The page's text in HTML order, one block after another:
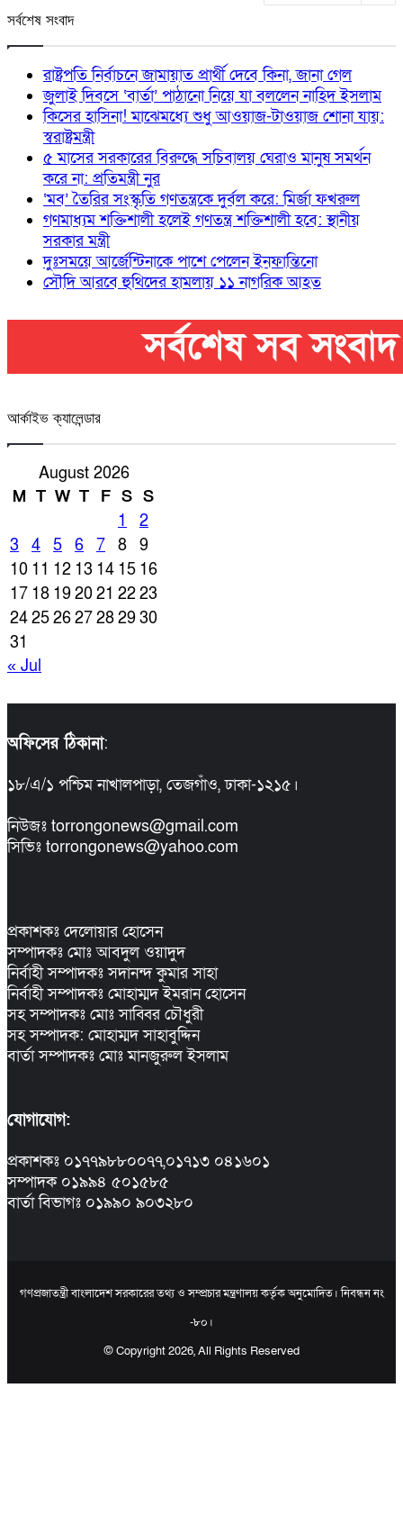
সর্বশেষ সংবাদ
রাষ্ট্রপতি নির্বাচনে জামায়াত প্রার্থী দেবে কিনা, জানা গেল
জুলাই দিবসে ‘বার্তা’ পাঠানো নিয়ে যা বললেন নাহিদ ইসলাম
কিসের হাসিনা! মাঝেমধ্যে শুধু আওয়াজ-টাওয়াজ শোনা যায়:
স্বরাষ্ট্রমন্ত্রী
৫ মাসের সরকারের বিরুদ্ধে সচিবালয় ঘেরাও মানুষ সমর্থন
করে না: প্রতিমন্ত্রী নুর
‘মব’ তৈরির সংস্কৃতি গণতন্ত্রকে দুর্বল করে: মির্জা ফখরুল
গণমাধ্যম শক্তিশালী হলেই গণতন্ত্র শক্তিশালী হবে: স্থানীয়
সরকার মন্ত্রী
দুঃসময়ে আর্জেন্টিনাকে পাশে পেলেন ইনফান্তিনো
সৌদি আরবে হুথিদের হামলায় ১১ নাগরিক আহত
আর্কাইভ ক্যালেন্ডার
August 2026
M T W T F S S
1
2
3
4 5 6 7 8
9
10 11 12 13 14 15 16
17 18 1920 21 2223
24252627282930
31
« Jul
অফিসের ঠিকানা:
১৮/এ/১ পশ্চিম নাখালপাড়া, তেজগাঁও, ঢাকা-১২১৫।
নিউজঃ torrongonews@gmail.com
সিভিঃ torrongonews@yahoo.com
প্রকাশকঃ দেলোয়ার হোসেন
সম্পাদকঃ মোঃ আবদুল ওয়াদুদ
নির্বাহী সম্পাদকঃ সদানন্দ কুমার সাহা
নির্বাহী সম্পাদকঃ মোহাম্মদ ইমরান হোসেন
সহ সম্পাদকঃ মোঃ সাব্বির চৌধুরী
সহ সম্পাদক: মোহাম্মদ সাহাবুদ্দিন
বার্তা সম্পাদকঃ মোঃ মানজুরুল ইসলাম
যোগাযোগ:
প্রকাশকঃ ০১৭৭৯৮৮০০৭৭,০১৭১৩ ০৪১৬০১
সম্পাদক ০১৯৯৪ ৫০১৫৮৫
বার্তা বিভাগঃ ০১৯৯০ ৯০৩২৮০
গণপ্রজাতন্ত্রী বাংলাদেশ সরকারের তথ্য ও সম্প্রচার মন্ত্রণালয় কর্তৃক অনুমোদিত। নিবন্ধন নং
-৮০।
© Copyright 2026, All Rights Reserved